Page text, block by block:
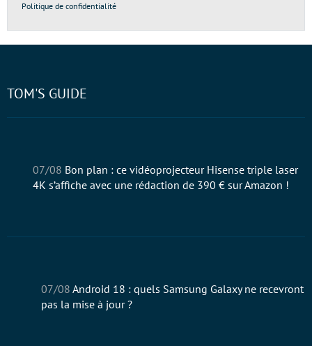
Politique de confidentialité
TOM'S GUIDE
07/08 Bon plan : ce vidéoprojecteur Hisense triple laser
4K s’affiche avec une rédaction de 390 € sur Amazon !
07/08 Android 18 : quels Samsung Galaxy ne recevront
pas la mise à jour ?